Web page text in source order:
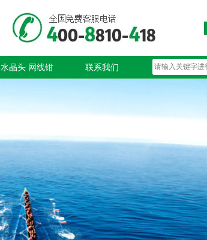
水晶头 网线钳 联系我们